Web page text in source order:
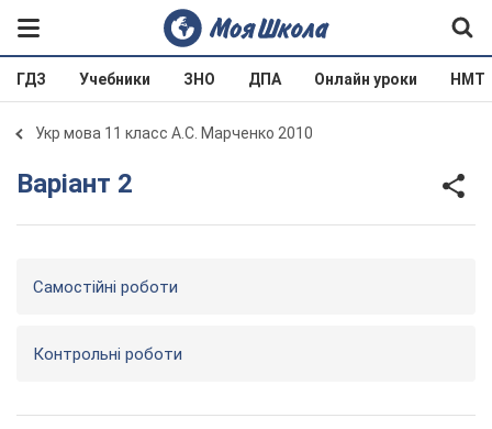
ГДЗ Учебники ЗНО ДПА Онлайн уроки НМТ
Укр мова 11 класс А.С. Марченко 2010
Варіант 2
Самостійні роботи
Контрольні роботи